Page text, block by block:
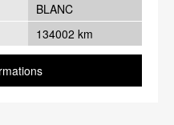
BLANC
134002 km